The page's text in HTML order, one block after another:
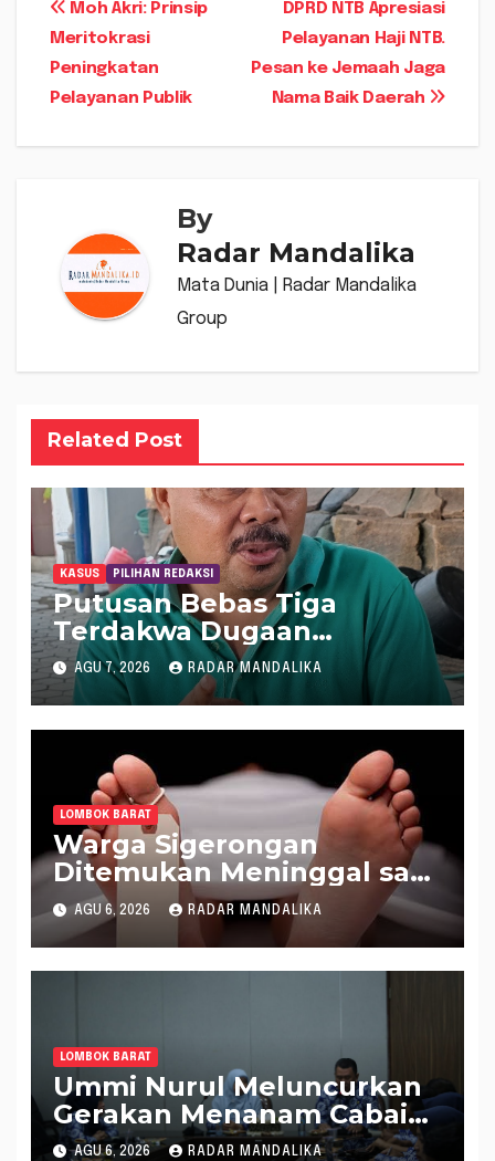
Navigasi
pos
DPRD NTB Apresiasi
Pelayanan Haji NTB.
Pesan ke Jemaah Jaga
Nama Baik Daerah
Moh Akri: Prinsip
Meritokrasi
Peningkatan
Pelayanan Publik
By
Radar Mandalika
Mata Dunia | Radar Mandalika
Group
Related Post
KASUS PILIHAN REDAKSI
Putusan Bebas Tiga
Terdakwa Dugaan
Gratifikasi Dana “Siluman”
DPRD NTB, Najamudin
Sebut Putusan Hakim
Lapor Hakim Tipikor
Mataram ke MA
AGU 7, 2026 RADAR MANDALIKA
LOMBOK BARAT
Warga Sigerongan
Ditemukan Meninggal saat
Setrum Ikan di Sungai
AGU 6, 2026 RADAR MANDALIKA
LOMBOK BARAT
Ummi Nurul Meluncurkan
Gerakan Menanam Cabai
Tangani Inflasi
AGU 6, 2026 RADAR MANDALIKA